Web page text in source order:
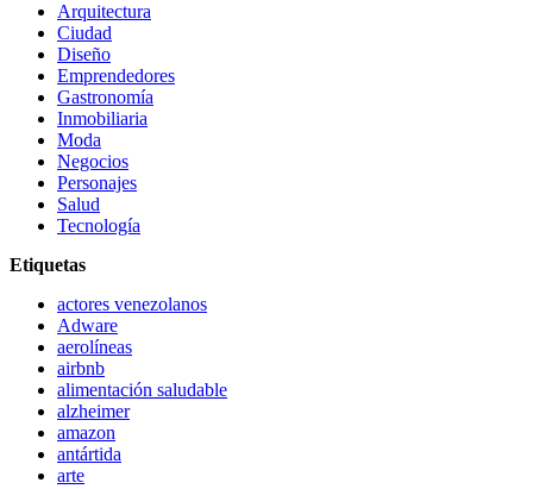
Arquitectura
Ciudad
Diseño
Emprendedores
Gastronomía
Inmobiliaria
Moda
Negocios
Personajes
Salud
Tecnología
Etiquetas
actores venezolanos
Adware
aerolíneas
airbnb
alimentación saludable
alzheimer
amazon
antártida
arte